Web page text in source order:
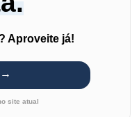
Aproveite já!
site atual